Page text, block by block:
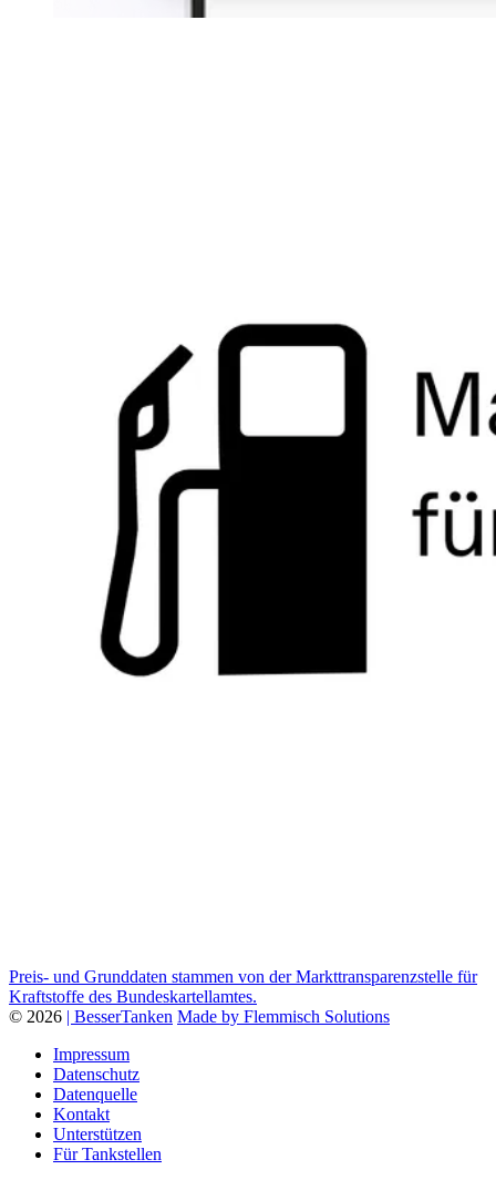
Preis- und Grunddaten stammen von der Markttransparenzstelle für
Kraftstoffe des Bundeskartellamtes.
© 2026 | BesserTanken Made by Flemmisch Solutions
Impressum
Datenschutz
Datenquelle
Kontakt
Unterstützen
Für Tankstellen